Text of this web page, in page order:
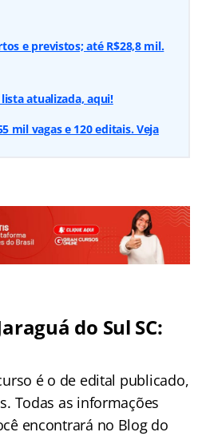
e previstos; até R$28,8 mil.
atualizada, aqui!
mil vagas e 120 editais. Veja
do Sul SC:
é o de edital publicado,
Todas as informações
encontrará no Blog do